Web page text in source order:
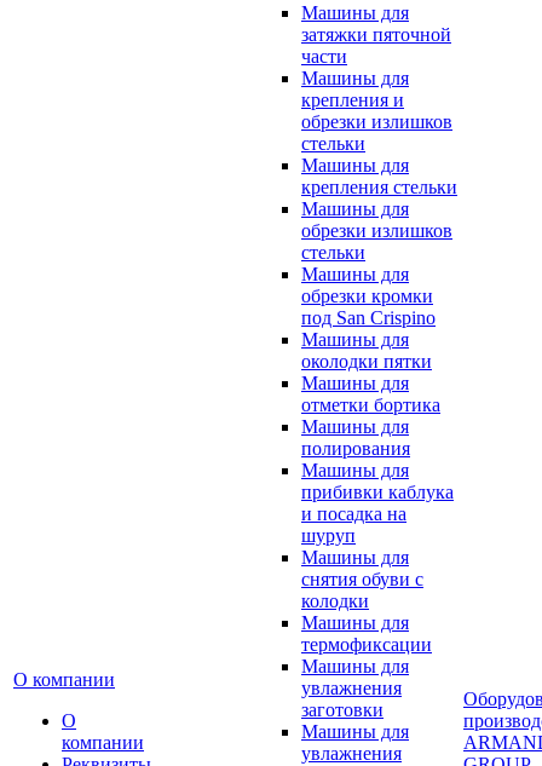
О компании
О
компании
Машины для
затяжки пяточной
части
Машины для
крепления и
обрезки излишков
стельки
Машины для
крепления стельки
Машины для
обрезки излишков
стельки
Машины для
обрезки кромки
под San Crispino
Машины для
околодки пятки
Машины для
отметки бортика
Машины для
полирования
Машины для
прибивки каблука
и посадка на
шуруп
Машины для
снятия обуви с
колодки
Машины для
термофиксации
Машины для
увлажнения
заготовки
Машины для
увлажнения